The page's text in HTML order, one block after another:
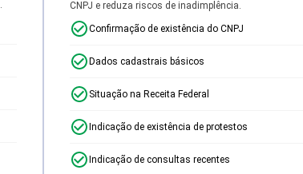
CNPJ e reduza riscos de inadimplência.
Confirmação de existência do CNPJ
Dados cadastrais básicos
Situação na Receita Federal
Indicação de existência de protestos
Indicação de consultas recentes